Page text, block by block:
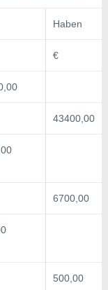
Haben
€
43400,00
6700,00
500,00